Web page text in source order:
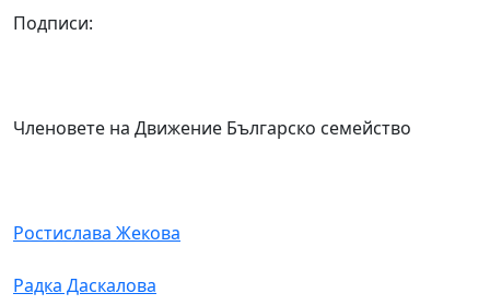
Подписи:
Членовете на Движение Българско семейство
Ростислава Жекова
Радка Даскалова